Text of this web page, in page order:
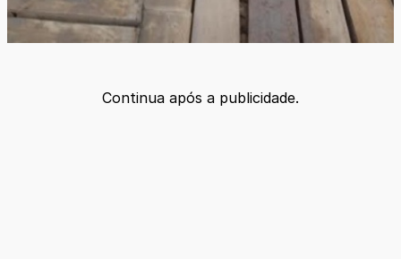
Continua após a publicidade.